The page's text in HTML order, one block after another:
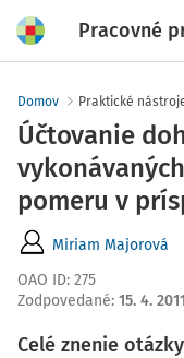
Pracovné
Domov Praktické
Účtovanie
pomeru v
Miriam Majorová
OAO ID: 275
Zodpovedané: 15. 4. 2011
Celé znenie otázky